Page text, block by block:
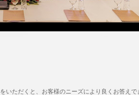
いただくと、お客様のニーズにより良くお答えで